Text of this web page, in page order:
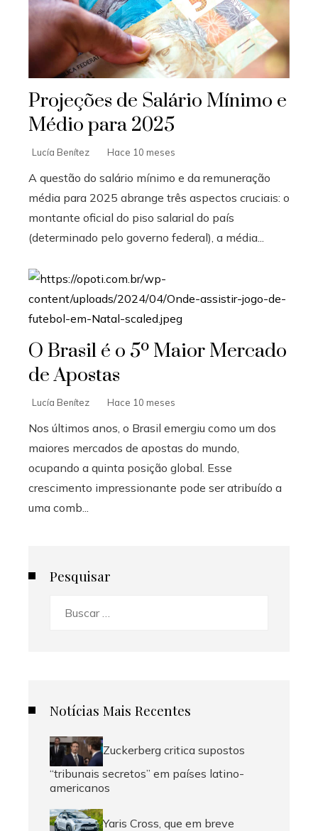
Projeções de Salário Mínimo e
Médio para 2025
Lucía Benítez Hace 10 meses
A questão do salário mínimo e da remuneração
média para 2025 abrange três aspectos cruciais: o
montante oficial do piso salarial do país
(determinado pelo governo federal), a média...
O Brasil é o 5º Maior Mercado
de Apostas
Lucía Benítez Hace 10 meses
Nos últimos anos, o Brasil emergiu como um dos
maiores mercados de apostas do mundo,
ocupando a quinta posição global. Esse
crescimento impressionante pode ser atribuído a
uma comb...
Pesquisar
Notícias Mais Recentes
Zuckerberg critica supostos
“tribunais secretos” em países latino-
americanos
Yaris Cross, que em breve